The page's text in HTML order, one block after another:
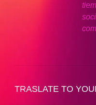
TRASLATE TO